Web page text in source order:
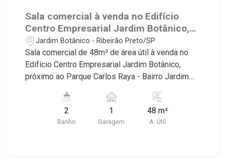
Sala comercial à venda no Edifício
Centro Empresarial Jardim Botânico,
próximo ao Parque Carlos Raya -
Ribeirão Preto/SP.
Jardim Botânico - Ribeirão Preto/SP
Sala comercial de 48m² de área útil à venda no
Edifício Centro Empresarial Jardim Botânico,
próximo ao Parque Carlos Raya - Bairro Jardim
características deste imóvel que a Martinelli
Imobiliária selecionou para você: - 48m² de área
útil - W.C. masculino - W.C. feminino - 1 vaga
2
Banho
1
Garagem
48 m²
A. Útil